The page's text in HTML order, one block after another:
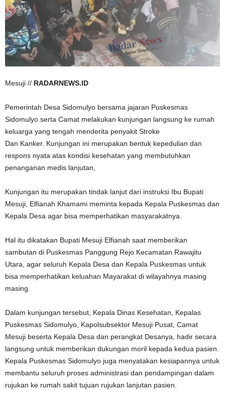
Mesuji // RADARNEWS.ID
Pemerintah Desa Sidomulyo bersama jajaran Puskesmas
Sidomulyo serta Camat melakukan kunjungan langsung ke rumah
keluarga yang tengah menderita penyakit Stroke
Dan Kanker. Kunjungan ini merupakan bentuk kepedulian dan
respons nyata atas kondisi kesehatan yang membutuhkan
penanganan medis lanjutan,
Kunjungan itu merupakan tindak lanjut dari instruksi Ibu Bupati
Mesuji, Elfianah Khamami meminta kepada Kepala Puskesmas dan
Kepala Desa agar bisa memperhatikan masyarakatnya.
Hal itu dikatakan Bupati Mesuji Elfianah saat memberikan
sambutan di Puskesmas Panggung Rejo Kecamatan Rawajitu
Utara, agar seluruh Kepala Desa dan Kepala Puskesmas untuk
bisa memperhatikan keluahan Mayarakat di wilayahnya masing
masing.
Dalam kunjungan tersebut, Kepala Dinas Kesehatan, Kepalas
Puskesmas Sidomulyo, Kapolsubsektor Mesuji Pusat, Camat
Mesuji beserta Kepala Desa dan perangkat Desanya, hadir secara
langsung untuk memberikan dukungan moril kepada kedua pasien.
Kepala Puskesmas Sidomulyo juga menyatakan kesiapannya untuk
membantu seluruh proses administrasi dan pendampingan dalam
rujukan ke rumah sakit tujuan rujukan lanjutan pasien.